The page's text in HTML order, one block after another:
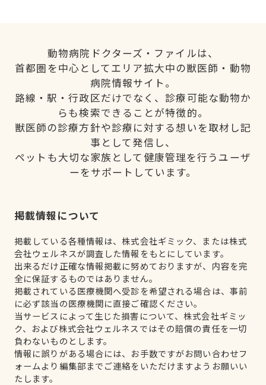
動物病院ドクターズ・ファイルは、
首都圏を中心としてエリア拡大中の獣医師・動物
病院情報サイト。
路線・駅・行政区だけでなく、診療可能な動物か
らも検索できることが特徴的。
獣医師の診療方針や診療に対する想いを取材し記
事として発信し、
ペットも大切な家族として健康管理を行うユーザ
ーをサポートしています。
掲載情報について
掲載している各種情報は、株式会社ギミック、または株式
会社ウェルネスが調査した情報をもとにしています。
出来るだけ正確な情報掲載に努めておりますが、内容を完
全に保証するものではありません。
掲載されている医療機関へ受診を希望される場合は、事前
に必ず該当の医療機関に直接ご確認ください。
当サービスによって生じた損害について、株式会社ギミッ
ク、および株式会社ウェルネスではその賠償の責任を一切
負わないものとします。
情報に誤りがある場合には、お手数ですがお問い合わせフ
ォームより編集部までご連絡をいただけますようお願いい
たします。